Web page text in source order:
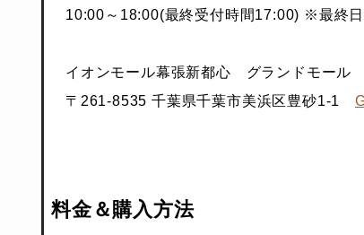
10:00～18:00(最終受付時間17:00) ※最終
イオンモール幕張新都心 グランドモール
〒261-8535 千葉県千葉市美浜区豊砂1-1
料金＆購入方法